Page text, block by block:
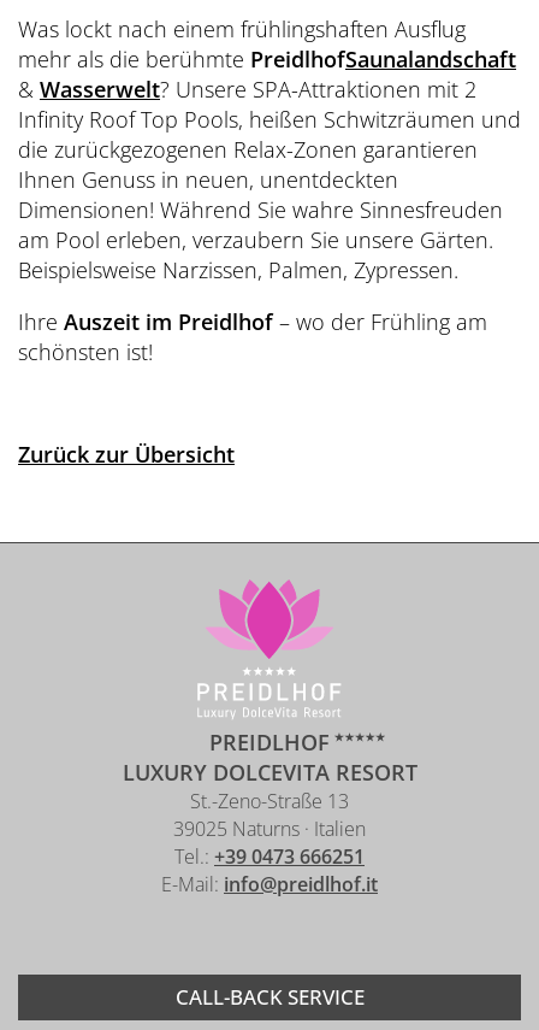
Was lockt nach einem frühlingshaften Ausflug
mehr als die berühmte PreidlhofSaunalandschaft
& Wasserwelt? Unsere SPA-Attraktionen mit 2
Infinity Roof Top Pools, heißen Schwitzräumen und
die zurückgezogenen Relax-Zonen garantieren
Ihnen Genuss in neuen, unentdeckten
Dimensionen! Während Sie wahre Sinnesfreuden
am Pool erleben, verzaubern Sie unsere Gärten.
Beispielsweise Narzissen, Palmen, Zypressen.
Ihre Auszeit im Preidlhof– wo der Frühling am
schönsten ist!
Zurück zur Übersicht
PREIDLHOF
LUXURY DOLCEVITA RESORT
St.-Zeno-Straße 13
39025 Naturns · Italien
Tel.: +39 0473 666251
E-Mail: info@preidlhof.it
CALL-BACK SERVICE